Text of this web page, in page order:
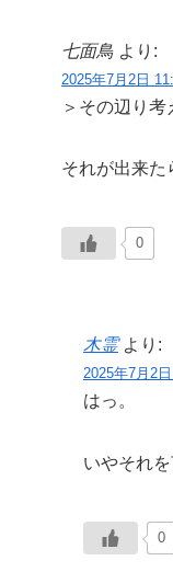
七面鳥 より:
2025年7月2日
＞その辺り考
それが出来
0
木霊 より:
2025年7月2
はっ。
いやそれ
0